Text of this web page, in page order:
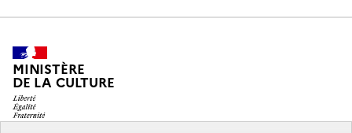
MINISTÈRE
DE LA CULTURE